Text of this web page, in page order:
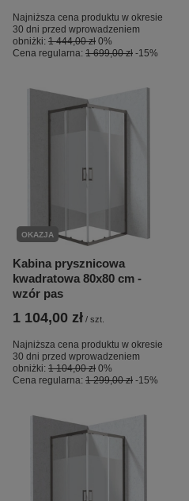
Najniższa cena produktu w okresie
30 dni przed wprowadzeniem
obniżki: 1 444,00 zł 0%
Cena regularna: 1 699,00 zł -15%
OKAZJA
Kabina prysznicowa
kwadratowa 80x80 cm -
wzór pas
1 104,00 zł / szt.
Najniższa cena produktu w okresie
30 dni przed wprowadzeniem
obniżki: 1 104,00 zł 0%
Cena regularna: 1 299,00 zł -15%